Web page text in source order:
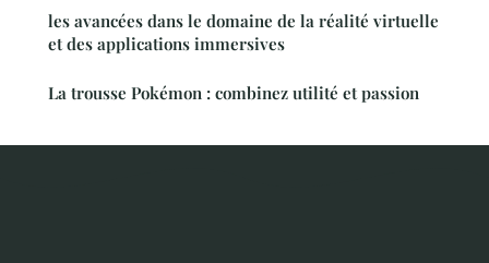
les avancées dans le domaine de la réalité virtuelle
et des applications immersives
La trousse Pokémon : combinez utilité et passion